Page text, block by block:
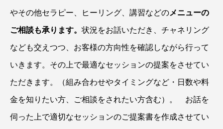
やその他セラピー、ヒーリング、講習などのメニューの
ご相談も承ります。 状況をお話いただき、チャネリング
なども交えつつ、お客様の方向性を確認しながら行って
いきます。その上で最適なセッションの提案をさせてい
ただきます。（組み合わせやタイミングなど・日数や料
金を知りたい方、ご相談をされたい方含む）。 お話を
伺った上で適切なセッションのご提案書を作成させてい